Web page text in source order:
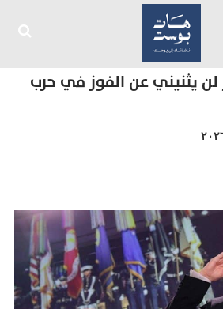
لن يثنيني عن الفوز في حرب